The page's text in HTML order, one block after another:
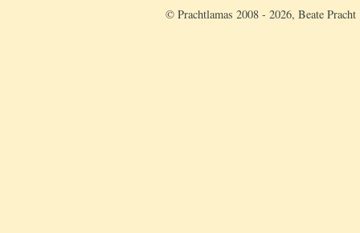
© Prachtlamas 2008 - 2026, Beate Pracht